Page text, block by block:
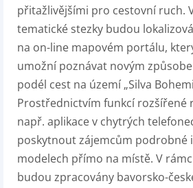
přitažlivějšími pro cestovní ruch.
tematické stezky budou
na on-line mapovém portálu,
umožní poznávat novým
podél cest na území „Silva
Prostřednictvím funkcí rozšířené
např. aplikace v chytrých
poskytnout zájemcům podrobné
modelech přímo na místě. V
budou zpracovány bavorsko-